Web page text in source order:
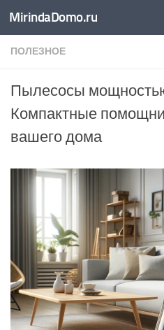
Перейти к содержимому
MirindaDomo.ru
ПОЛЕЗНОЕ
Пылесосы
Компактные
вашего дома